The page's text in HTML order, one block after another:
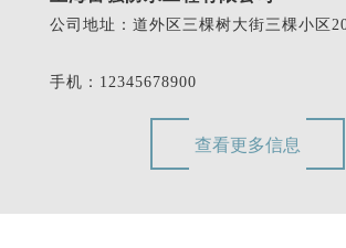
公司地址：道外区三棵树大街三棵小区
手机：12345678900
查看更多信息